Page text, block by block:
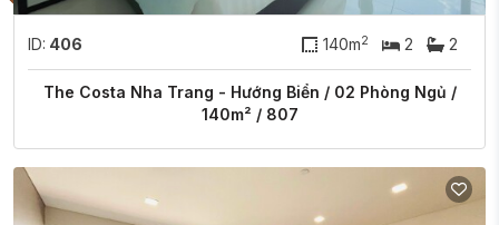
ID: 406 140m2 2 2
The Costa Nha Trang - Hướng Biển / 02 Phòng Ngủ /
140m² / 807